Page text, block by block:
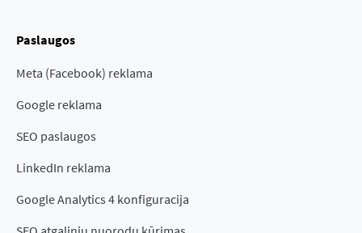
Paslaugos
Meta (Facebook) reklama
Google reklama
SEO paslaugos
LinkedIn reklama
Google Analytics 4 konfiguracija